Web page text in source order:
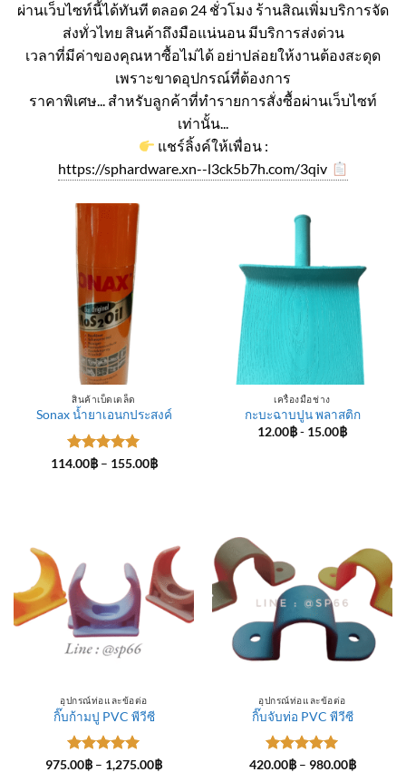
ผ่านเว็บไซท์นี้ได้ทันที ตลอด 24 ชั่วโมง ร้านสิณเพิ่มบริการจัด
ส่งทั่วไทย สินค้าถึงมือแน่นอน มีบริการส่งด่วน
เวลาที่มีค่าของคุณหาซื้อไม่ได้ อย่าปล่อยให้งานต้องสะดุด
เพราะขาดอุปกรณ์ที่ต้องการ
ราคาพิเศษ... สำหรับลูกค้าที่ทำรายการสั่งซื้อผ่านเว็บไซท์
เท่านั้น...
แชร์ลิ้งค์ให้เพื่อน :
https://sphardware.xn--l3ck5b7h.com/3qiv
สินค้าเบ็ดเตล็ด
Sonax น้ำยาเอนกประสงค์
ให้คะแนน
114.00฿ – 155.00฿Price
เครื่องมือช่าง
กะบะฉาบปูน พลาสติก
12.00฿- 15.00฿
อุปกรณ์ท่อและข้อต่อ
กิ๊บก้ามปู PVC พีวีซี
ให้คะแนน
975.00฿ – 1,275.00฿Price
อุปกรณ์ท่อและข้อต่อ
กิ๊บจับท่อ PVC พีวีซี
ให้คะแนน
420.00฿ – 980.00฿Price